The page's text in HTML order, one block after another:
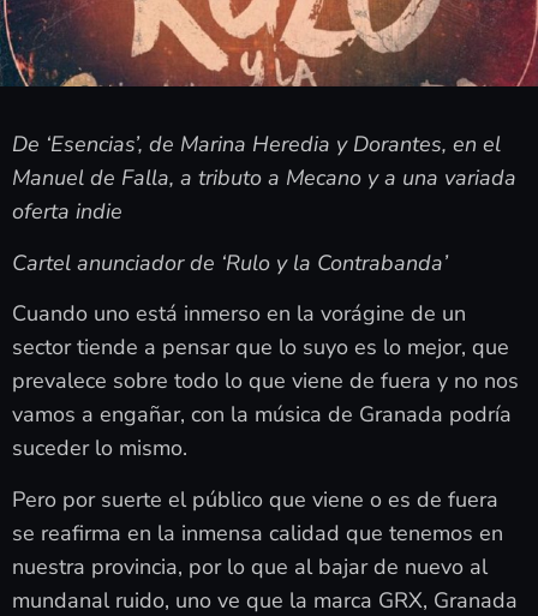
De ‘Esencias’, de Marina Heredia y Dorantes, en el
Manuel de Falla, a tributo a Mecano y a una variada
oferta indie
Cartel anunciador de ‘Rulo y la Contrabanda’
Cuando uno está inmerso en la vorágine de un
sector tiende a pensar que lo suyo es lo mejor, que
prevalece sobre todo lo que viene de fuera y no nos
vamos a engañar, con la música de Granada podría
suceder lo mismo.
Pero por suerte el público que viene o es de fuera
se reafirma en la inmensa calidad que tenemos en
nuestra provincia, por lo que al bajar de nuevo al
mundanal ruido, uno ve que la marca GRX, Granada